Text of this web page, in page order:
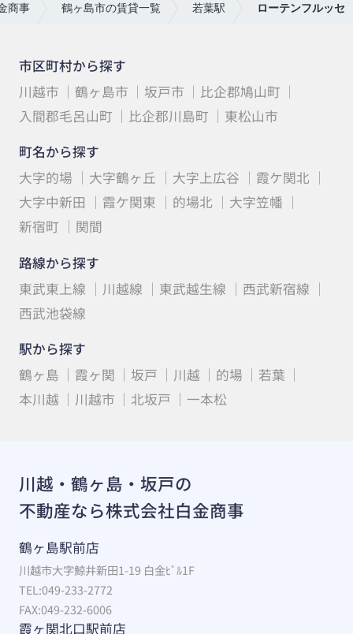
商事 鶴ヶ島市の賃貸一覧 若葉駅 ローテンフルッセ
市区町村から探す
川越市
鶴ヶ島市 坂戸市
比企郡鳩山町
入間郡毛呂山町
比企郡川島町
東松山市
町名から探す
大字的場
大字鶴ヶ丘 大字上広谷
霞ケ関北
大字中新田
霞ケ関東 的場北
大字笠幡
新宿町
関間
路線から探す
東武東上線
川越線 東武越生線
西武新宿線
西武池袋線
駅から探す
鶴ヶ島
霞ヶ関 坂戸 川越 的場
若葉
本川越
川越市 北坂戸 一本松
川越・鶴ヶ島・坂戸の
不動産なら株式会社白金商事
鶴ヶ島駅前店
川越市大字鯨井新田1-19 白金ﾋﾞﾙ1F
TEL:049-233-2772
FAX:049-232-6006
霞ヶ関北口駅前店